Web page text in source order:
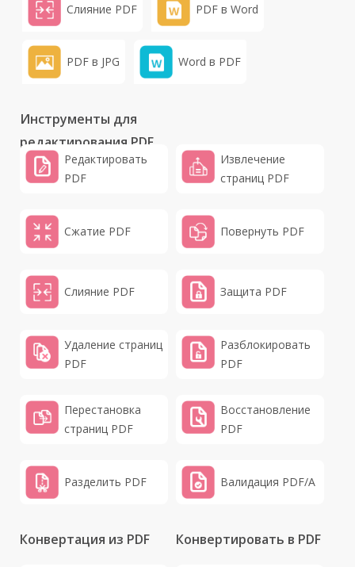
Слияние PDF PDF в Word
PDF в JPG Word в PDF
Инструменты для
редактирования PDF
Редактировать
PDF
Сжатие PDF
Слияние PDF
Удаление страниц
PDF
Перестановка
страниц PDF
Разделить PDF
Извлечение
страниц PDF
Повернуть PDF
Защита PDF
Разблокировать
PDF
Восстановление
PDF
Валидация PDF/A
Конвертация из PDF Конвертировать в PDF